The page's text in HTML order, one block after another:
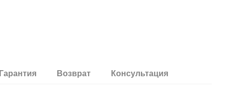
Гарантия Возврат Консультация